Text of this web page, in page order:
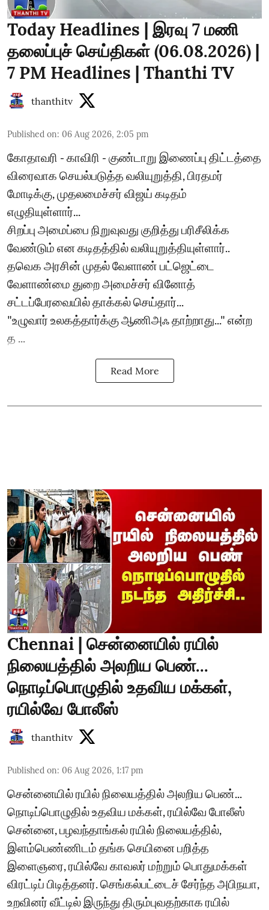
Today Headlines | இரவு 7 மணி
தலைப்புச் செய்திகள் (06.08.2026) |
7 PM Headlines | Thanthi TV
thanthitv
Published on: 06 Aug 2026, 2:05 pm
கோதாவரி - காவிரி - குண்டாறு இணைப்பு திட்டத்தை
விரைவாக செயல்படுத்த வலியுறுத்தி, பிரதமர்
மோடிக்கு, முதலமைச்சர் விஜய் கடிதம்
எழுதியுள்ளார்...
சிறப்பு அமைப்பை நிறுவுவது குறித்து பரிசீலிக்க
வேண்டும் என கடிதத்தில் வலியுறுத்தியுள்ளார்..
தவெக அரசின் முதல் வேளாண் பட்ஜெட்டை
வேளாண்மை துறை அமைச்சர் வினோத்
சட்டப்பேரவையில் தாக்கல் செய்தார்...
"உழுவார் உலகத்தார்க்கு ஆணிஅஃ தாற்றாது..." என்ற
த ...
Read More
Chennai | சென்னையில் ரயில்
நிலையத்தில் அலறிய பெண்...
நொடிப்பொழுதில் உதவிய மக்கள்,
ரயில்வே போலீஸ்
thanthitv
Published on: 06 Aug 2026, 1:17 pm
சென்னையில் ரயில் நிலையத்தில் அலறிய பெண்...
நொடிப்பொழுதில் உதவிய மக்கள், ரயில்வே போலீஸ்
சென்னை, பழவந்தாங்கல் ரயில் நிலையத்தில்,
இளம்பெண்ணிடம் தங்க செயினை பறித்த
இளைஞரை, ரயில்வே காவலர் மற்றும் பொதுமக்கள்
விரட்டிப் பிடித்தனர். செங்கல்பட்டைச் சேர்ந்த அபிநயா,
உறவினர் வீட்டில் இருந்து திரும்புவதற்காக ரயில்